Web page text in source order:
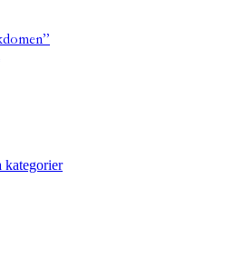
kategorier